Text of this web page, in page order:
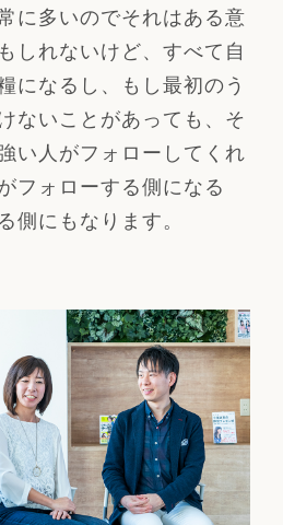
に多いのでそれはある意
しれないけど、すべて自
になるし、もし最初のう
ないことがあっても、そ
い人がフォローしてくれ
フォローする側になる
側にもなります。